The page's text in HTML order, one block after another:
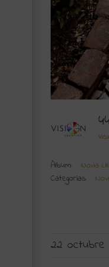
Álbum:
Novia
Categorías:
22 octubre